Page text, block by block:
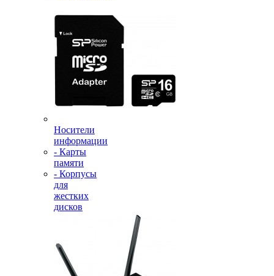
Носители
информации
- Карты
памяти
- Корпусы
для
жестких
дисков